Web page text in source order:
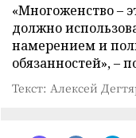
«Многоженство –
должно
намерением и
обязанностей», –
Текст: Алексей